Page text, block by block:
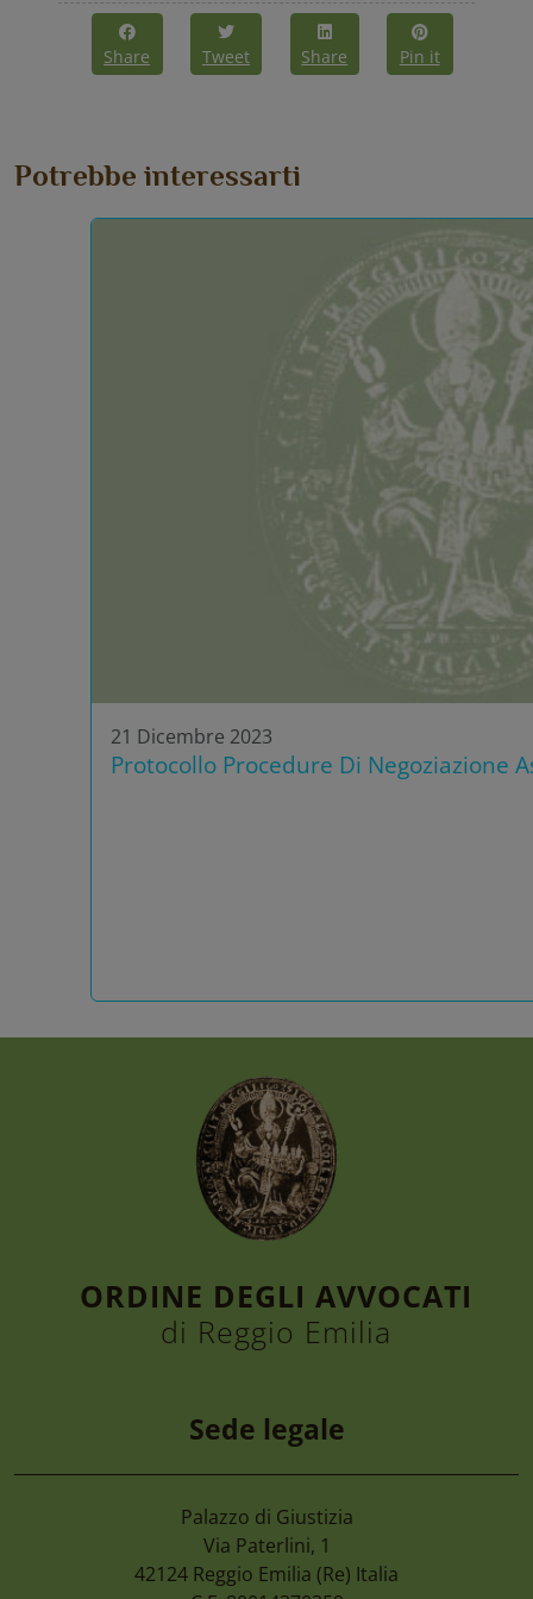
Share Tweet Share Pin it
Potrebbe interessarti
21 Dicembre 2023
Protocollo Procedure Di Negoziazione
7 Agosto 2026
Camera Di Commercio Emilia –
ORDINE DEGLI AVVOCATI
di Reggio Emilia
Sede legale
Palazzo di Giustizia
Via Paterlini, 1
42124 Reggio Emilia (Re) Italia